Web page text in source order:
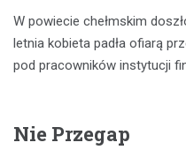
W powiecie chełmskim
letnia kobieta padła ofiarą
pod pracowników instytucji
Nie Przegap